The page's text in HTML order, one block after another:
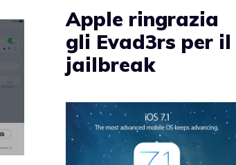
Apple ringrazia
gli Evad3rs per il
jailbreak